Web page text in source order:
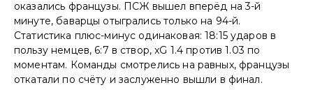
оказались французы. ПСЖ вышел вперёд на 3-й
минуте, баварцы отыгрались только на 94-й.
Статистика плюс-минус одинаковая: 18:15 ударов в
пользу немцев, 6:7 в створ, xG 1.4 против 1.03 по
моментам. Команды смотрелись на равных, французы
откатали по счёту и заслуженно вышли в финал.